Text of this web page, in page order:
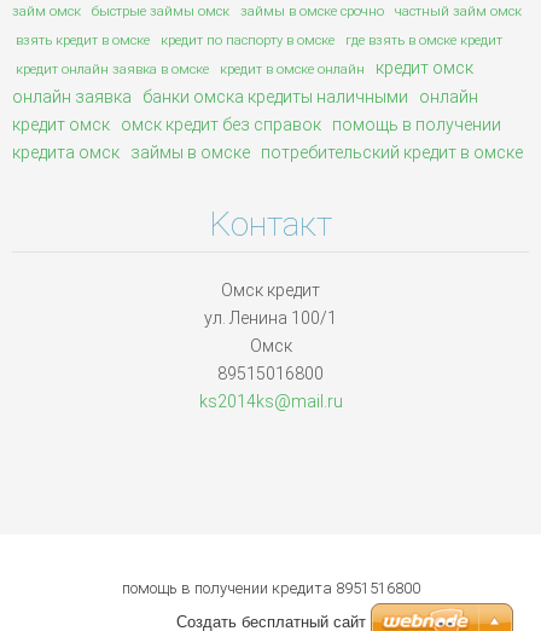
займ омск
быстрые займы омск займы в омске срочно
частный займ омск
взять кредит в омске
кредит по паспорту в омске
где взять в омске кредит
кредит онлайн заявка в омске
кредит в омске онлайн
кредит омск
онлайн заявка
банки омска кредиты наличными
онлайн
кредит омск
омск кредит без справок
помощь в получении
кредита омск
займы в омске потребительский кредит в омске
Koнтакт
Омск кредит
ул. Ленина 100/1
Омск
89515016800
ks2014ks@mail.ru
помощь в получении кредита 8951516800
Создать бесплатный сайт